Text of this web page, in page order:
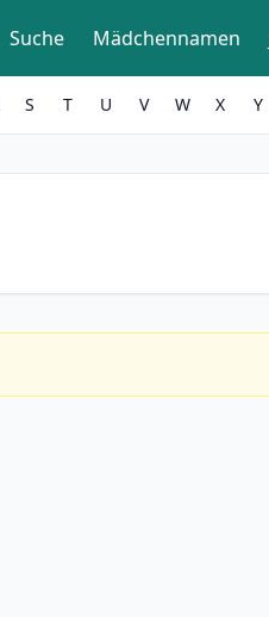
Suche Mädchennamen
S T U V W X Y